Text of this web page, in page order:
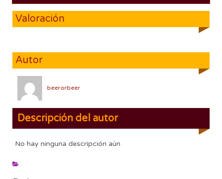
Valoración
Autor
beerorbeer
Descripción del autor
No hay ninguna descripción aún